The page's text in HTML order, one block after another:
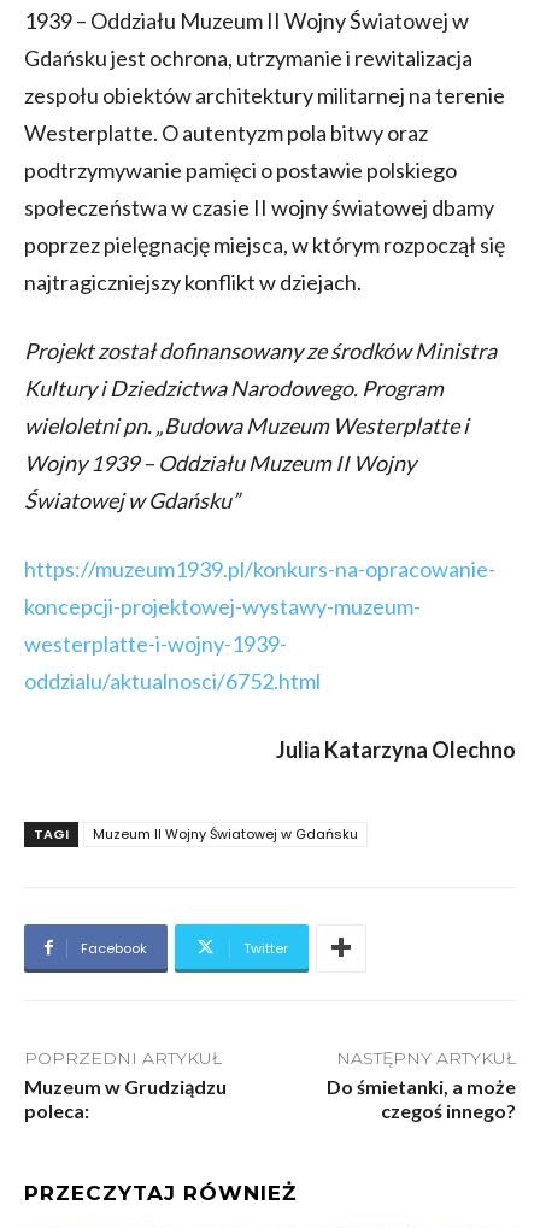
1939 – Oddziału Muzeum II Wojny Światowej w
Gdańsku jest ochrona, utrzymanie i rewitalizacja
zespołu obiektów architektury militarnej na terenie
Westerplatte. O autentyzm pola bitwy oraz
podtrzymywanie pamięci o postawie polskiego
społeczeństwa w czasie II wojny światowej dbamy
poprzez pielęgnację miejsca, w którym rozpoczął się
najtragiczniejszy konflikt w dziejach.
Projekt został dofinansowany ze środków Ministra
Kultury i Dziedzictwa Narodowego. Program
wieloletni pn. „Budowa Muzeum Westerplatte i
Wojny 1939 – Oddziału Muzeum II Wojny
Światowej w Gdańsku”
https://muzeum1939.pl/konkurs-na-opracowanie-
koncepcji-projektowej-wystawy-muzeum-
westerplatte-i-wojny-1939-
oddzialu/aktualnosci/6752.html
Julia Katarzyna Olechno
TAGI Muzeum II Wojny Światowej w Gdańsku
Facebook Twitter
POPRZEDNI ARTYKUŁ
Muzeum w Grudziądzu
poleca:
NASTĘPNY ARTYKUŁ
Do śmietanki, a może
czegoś innego?
PRZECZYTAJ RÓWNIEŻ